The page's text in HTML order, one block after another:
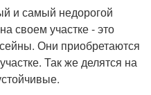
и самый недорогой
своем участке - это
Они приобретаются
Так же делятся на